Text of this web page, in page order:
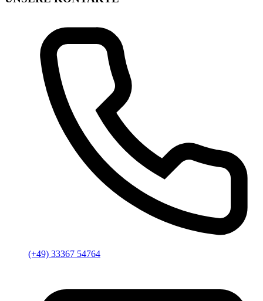
(+49) 33367 54764